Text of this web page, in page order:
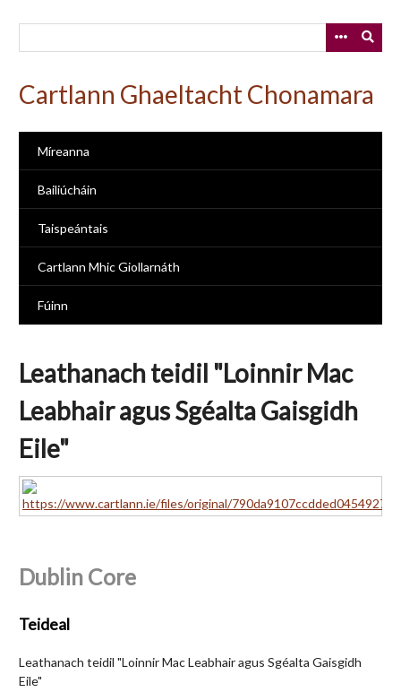
Cartlann Ghaeltacht Chonamara
Míreanna
Bailiúcháin
Taispeántais
Cartlann Mhic Giollarnáth
Fúinn
Leathanach teidil "Loinnir Mac
Leabhair agus Sgéalta Gaisgidh
Eile"
Dublin Core
Teideal
Leathanach teidil "Loinnir Mac Leabhair agus Sgéalta Gaisgidh
Eile"